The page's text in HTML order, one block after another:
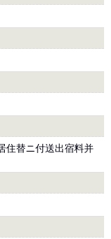
住替ニ付送出宿料并